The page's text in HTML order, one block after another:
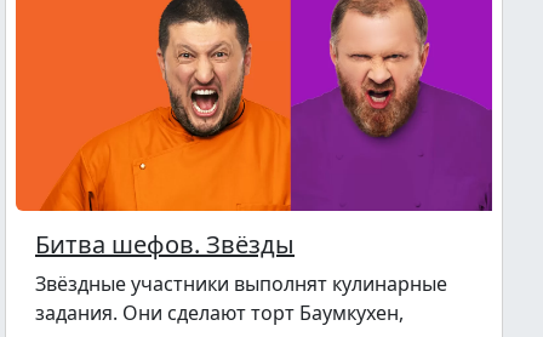
Битва шефов. Звёзды
Звёздные участники выполнят кулинарные
задания. Они сделают торт Баумкухен,